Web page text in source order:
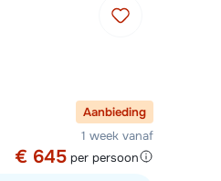
Aanbieding
1 week vanaf
€ 645 per persoon